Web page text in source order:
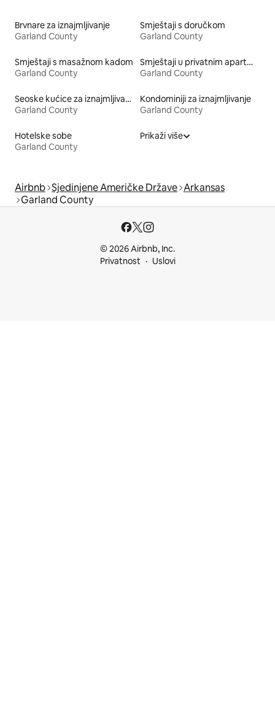
Brvnare za iznajmljivanje
Garland County
Smještaji s doručkom
Garland County
Smještaji s masažnom kadom
Garland County
Smještaji u privatnim apartmanima
Garland County
Seoske kućice za iznajmljivanje
Garland County
Kondominiji za iznajmljivanje
Garland County
Hotelske sobe
Garland County
Prikaži više
Airbnb Sjedinjene Američke Države Arkansas
Garland County
© 2026 Airbnb, Inc.
Privatnost
Uslovi